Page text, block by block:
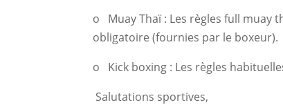
o Muay Thaï : Les règles full muay
obligatoire (fournies par le boxeur).
o Kick boxing : Les règles
Salutations sportives,